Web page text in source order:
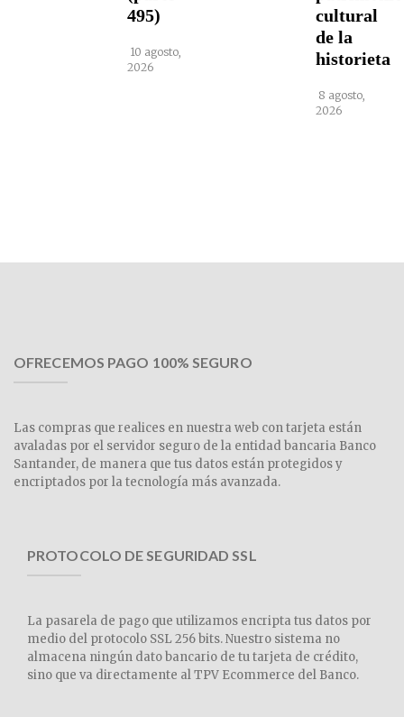
495)
10 agosto,
2026
cultural
de la
historieta
8 agosto,
2026
OFRECEMOS PAGO 100% SEGURO
Las compras que realices en nuestra web con tarjeta están
avaladas por el servidor seguro de la entidad bancaria Banco
Santander, de manera que tus datos están protegidos y
encriptados por la tecnología más avanzada.
PROTOCOLO DE SEGURIDAD SSL
La pasarela de pago que utilizamos encripta tus datos por
medio del protocolo SSL 256 bits. Nuestro sistema no
almacena ningún dato bancario de tu tarjeta de crédito,
sino que va directamente al TPV Ecommerce del Banco.